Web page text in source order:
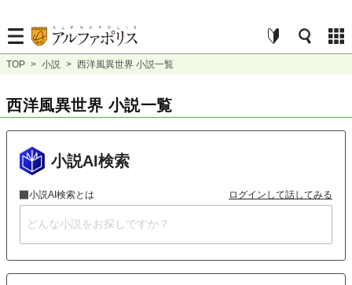
TOP > 小説 > 西洋風異世界 小説一覧
西洋風異世界 小説一覧
小説AI検索
小説AI検索とは ログインして話してみる